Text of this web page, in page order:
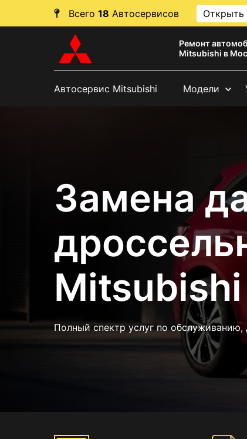
Всего 18 Автосервисов Открыть
Ремонт
Mitsubishi в
Автосервис Mitsubishi Модели
Замена
Полный спектр услуг по